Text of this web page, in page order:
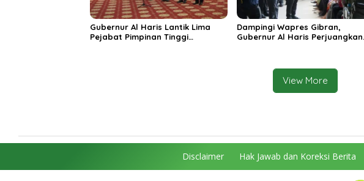
Gubernur Al Haris Lantik Lima
Pejabat Pimpinan Tinggi
Dampingi Wapres Gibran,
Gubernur Al Haris Perjuangkan
View More
Disclaimer Hak Jawab dan Koreksi Berita